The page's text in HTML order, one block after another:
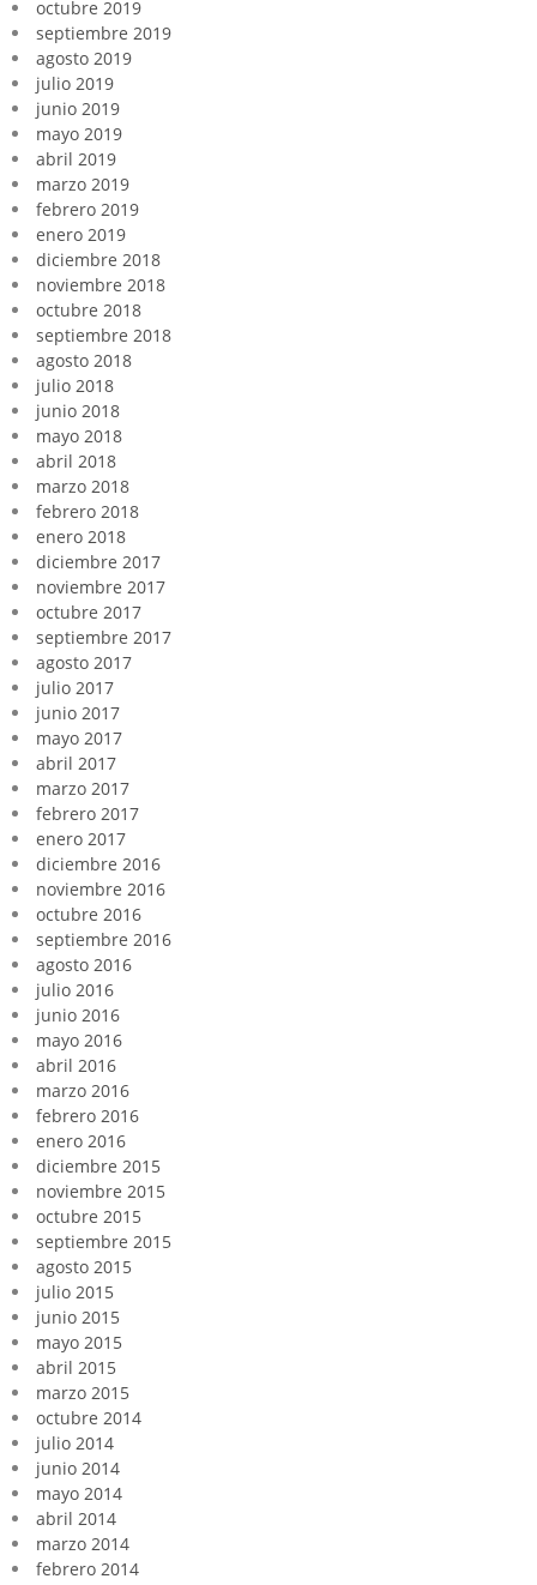
octubre 2019
septiembre 2019
agosto 2019
julio 2019
junio 2019
mayo 2019
abril 2019
marzo 2019
febrero 2019
enero 2019
diciembre 2018
noviembre 2018
octubre 2018
septiembre 2018
agosto 2018
julio 2018
junio 2018
mayo 2018
abril 2018
marzo 2018
febrero 2018
enero 2018
diciembre 2017
noviembre 2017
octubre 2017
septiembre 2017
agosto 2017
julio 2017
junio 2017
mayo 2017
abril 2017
marzo 2017
febrero 2017
enero 2017
diciembre 2016
noviembre 2016
octubre 2016
septiembre 2016
agosto 2016
julio 2016
junio 2016
mayo 2016
abril 2016
marzo 2016
febrero 2016
enero 2016
diciembre 2015
noviembre 2015
octubre 2015
septiembre 2015
agosto 2015
julio 2015
junio 2015
mayo 2015
abril 2015
marzo 2015
octubre 2014
julio 2014
junio 2014
mayo 2014
abril 2014
marzo 2014
febrero 2014